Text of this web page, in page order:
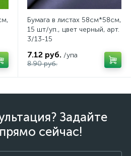
Бумага в листах 58см*58см,
15 шт/уп., цвет черный, арт.
3/13-15
7.12 руб. /упа
8.90 руб.
Задайте
сейчас!